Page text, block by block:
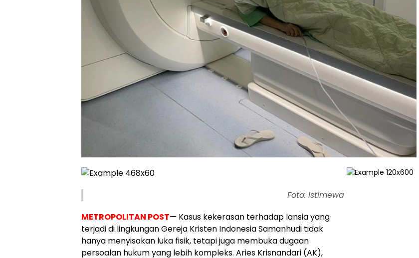
Foto: Istimewa
METROPOLITAN POST— Kasus kekerasan terhadap lansia yang
terjadi di lingkungan Gereja Kristen Indonesia Samanhudi tidak
hanya menyisakan luka fisik, tetapi juga membuka dugaan
persoalan hukum yang lebih kompleks. Aries Krisnandari (AK),